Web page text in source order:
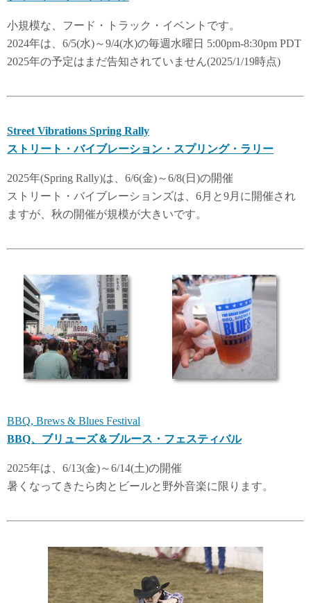
小規模な、フード・トラック・イベントです。
2024年は、6/5(水)～9/4(水)の毎週水曜日 5:00pm-8:30pm PDT
2025年の予定はまだ告知されていません(2025/1/19時点)
Street Vibrations Spring Rally
ストリート・バイブレーション・スプリング・ラリー
2025年(Spring Rally)は、6/6(金)～6/8(日)の開催
ストリート・バイブレーションズは、6月と9月に開催され
ますが、秋の開催が規模が大きいです。
BBQ, Brews & Blues Festival
BBQ、ブリューズ＆ブルース・フェスティバル
2025年は、6/13(金)～6/14(土)の開催
暑くなってきたら肉とビールと野外音楽に限ります。